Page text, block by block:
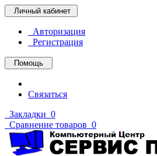
Личный кабинет
Авторизация
Регистрация
Помощь
Связаться
Закладки 0
Сравнение товаров 0